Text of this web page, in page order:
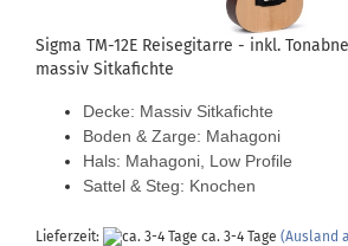
Sigma TM-12E Reisegitarre - inkl.
massiv Sitkafichte
Decke: Massiv Sitkafichte
Boden & Zarge: Mahagoni
Hals: Mahagoni, Low Profile
Sattel & Steg: Knochen
Lieferzeit: ca. 3-4 Tage (Ausland